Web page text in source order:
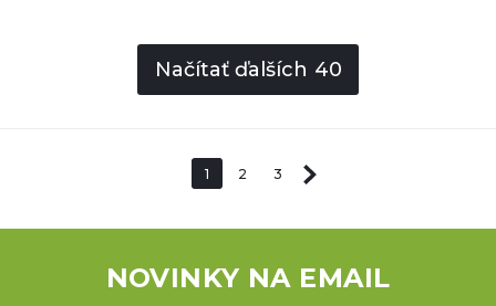
Načítať ďalších 40
1 2 3
NOVINKY NA EMAIL